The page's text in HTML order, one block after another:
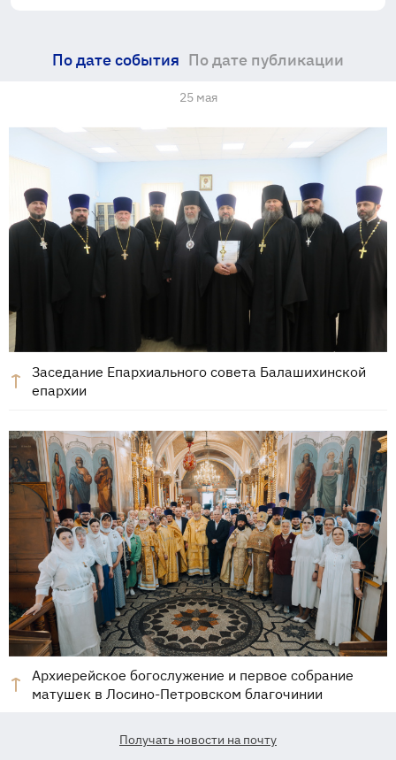
По дате события По дате публикации
25 мая
Заседание Епархиального совета Балашихинской
епархии
Архиерейское богослужение и первое собрание
матушек в Лосино-Петровском благочинии
Получать новости на почту